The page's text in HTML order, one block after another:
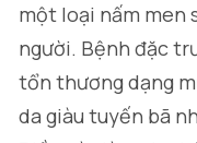
một loại nấm men
người. Bệnh đặc
tổn thương dạng
da giàu tuyến bã